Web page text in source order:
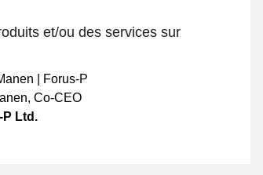
et/ou des services sur
, Co-CEO
P Ltd.